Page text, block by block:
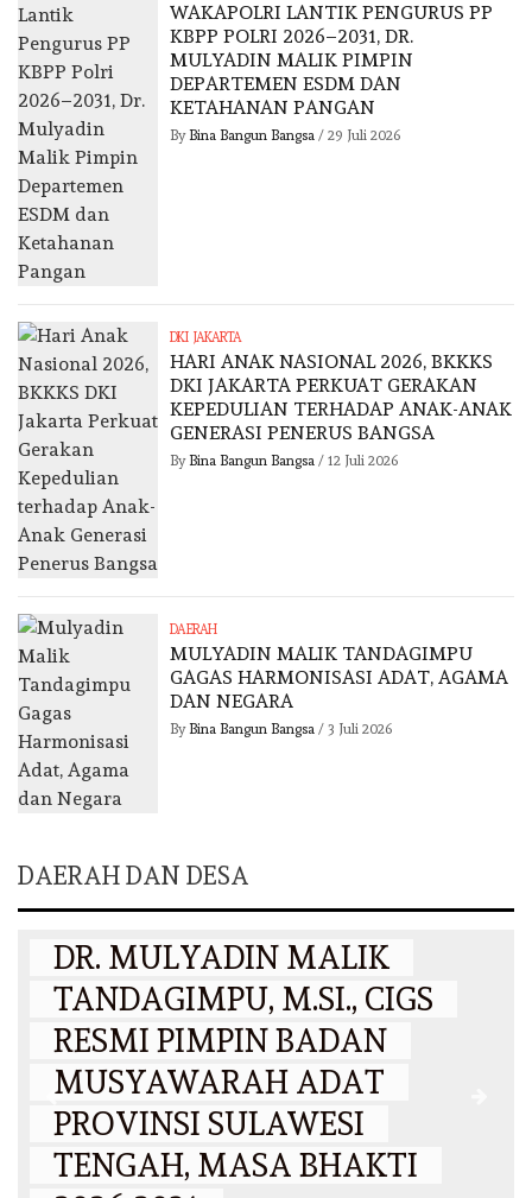
WAKAPOLRI LANTIK PENGURUS PP
KBPP POLRI 2026–2031, DR.
MULYADIN MALIK PIMPIN
DEPARTEMEN ESDM DAN
KETAHANAN PANGAN
By Bina Bangun Bangsa/ 29 Juli 2026
DKI JAKARTA
HARI ANAK NASIONAL 2026, BKKKS
DKI JAKARTA PERKUAT GERAKAN
KEPEDULIAN TERHADAP ANAK-ANAK
GENERASI PENERUS BANGSA
By Bina Bangun Bangsa/ 12 Juli 2026
DAERAH
MULYADIN MALIK TANDAGIMPU
GAGAS HARMONISASI ADAT, AGAMA
DAN NEGARA
By Bina Bangun Bangsa/ 3 Juli 2026
DAERAH DAN DESA
DAERAH
DR. MULYADIN MALIK
TANDAGIMPU, M.SI., CIGS
RESMI PIMPIN BADAN
MUSYAWARAH ADAT
PROVINSI SULAWESI
TENGAH, MASA BHAKTI